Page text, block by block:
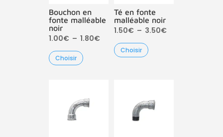
Bouchon en
fonte malléable
noir
1.00€ – 1.80€Plage
Choisir
Té en fonte
malléable noir
1.50€ – 3.50€Plage
Choisir